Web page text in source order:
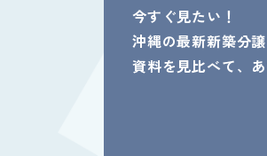
今すぐ見たい！
沖縄の最新新築分
資料を見比べて、